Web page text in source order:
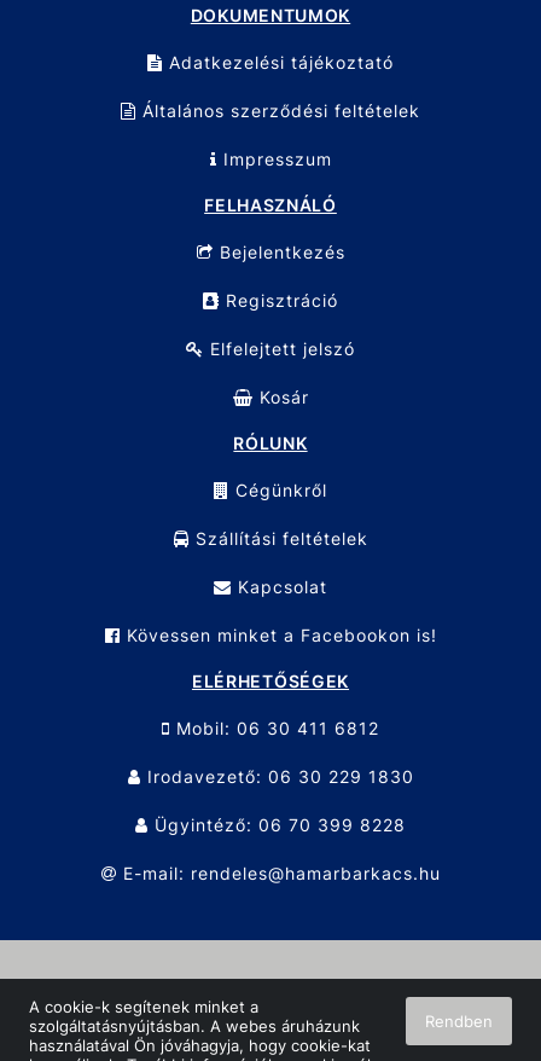
A cookie-k segítenek minket a
szolgáltatásnyújtásban. A webes áruházunk
használatával Ön jóváhagyja, hogy cookie-kat
Rendben
DOKUMENTUMOK
Adatkezelési tájékoztató
Általános szerződési feltételek
Impresszum
FELHASZNÁLÓ
Bejelentkezés
Regisztráció
Elfelejtett jelszó
Kosár
RÓLUNK
Cégünkről
Szállítási feltételek
Kapcsolat
Kövessen minket a Facebookon is!
ELÉRHETŐSÉGEK
Mobil: 06 30 411 6812
Irodavezető: 06 30 229 1830
Ügyintéző: 06 70 399 8228
E-mail: rendeles@hamarbarkacs.hu
© Hamar Barkács KFT. 2026 Minden jog fenntartva!
Oldalt készítette:Vector Kft.